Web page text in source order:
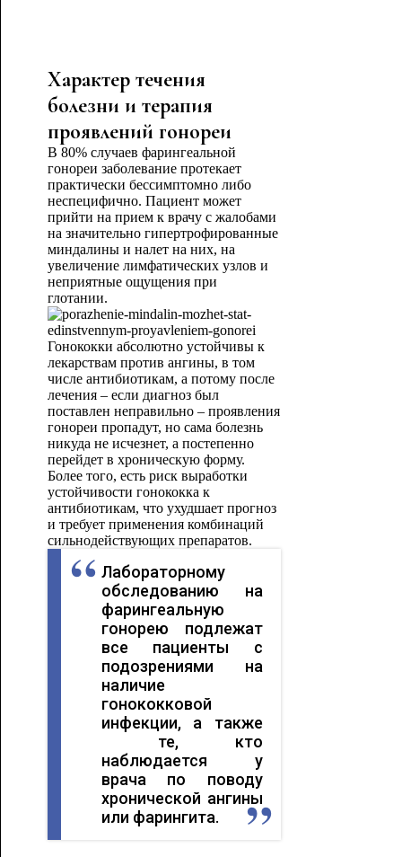
Характер течения
болезни и терапия
проявлений гонореи
В 80% случаев фарингеальной
гонореи заболевание протекает
практически бессимптомно либо
неспецифично. Пациент может
прийти на прием к врачу с жалобами
на значительно гипертрофированные
миндалины и налет на них, на
увеличение лимфатических узлов и
неприятные ощущения при
глотании.
Гонококки абсолютно устойчивы к
лекарствам против ангины, в том
числе антибиотикам, а потому после
лечения – если диагноз был
поставлен неправильно – проявления
гонореи пропадут, но сама болезнь
никуда не исчезнет, а постепенно
перейдет в хроническую форму.
Более того, есть риск выработки
устойчивости гонококка к
антибиотикам, что ухудшает прогноз
и требует применения комбинаций
сильнодействующих препаратов.
Лабораторному
обследованию на
фарингеальную
гонорею подлежат
все пациенты с
подозрениями на
наличие
гонококковой
инфекции, а также
те, кто
наблюдается у
врача по поводу
хронической ангины
или фарингита.